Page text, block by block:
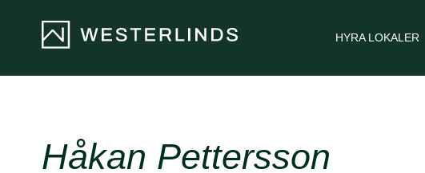
HYRA LOKALER
Håkan Pettersson